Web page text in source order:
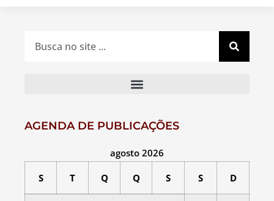
AGENDA DE PUBLICAÇÕES
agosto 2026
S T Q Q S S D